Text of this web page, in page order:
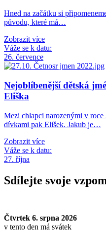
Hned na začátku si
původu, které má…
Zobrazit více
Váže se k datu:
26. července
Nejoblíbenější dětská
Eliška
Mezi chlapci narozenými v
dívkami pak Elišek. Jakub je…
Zobrazit více
Váže se k datu:
27. října
Sdílejte svoje
Čtvrtek 6. srpna 2026
v tento den má svátek